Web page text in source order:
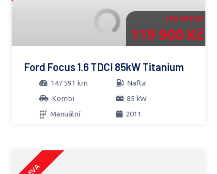
139 900 Kč
119 900 Kč
Ford Focus 1.6 TDCI 85kW Titanium
147 591 km
Nafta
Kombi
85 kW
Manuální
2011